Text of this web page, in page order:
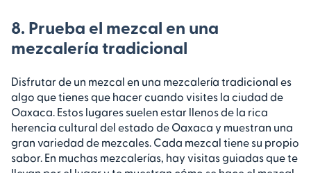
8. Prueba el mezcal en una
mezcalería tradicional
Disfrutar de un mezcal en una mezcalería tradicional es
algo que tienes que hacer cuando visites la ciudad de
Oaxaca. Estos lugares suelen estar llenos de la rica
herencia cultural del estado de Oaxaca y muestran una
gran variedad de mezcales. Cada mezcal tiene su propio
sabor. En muchas mezcalerías, hay visitas guiadas que te